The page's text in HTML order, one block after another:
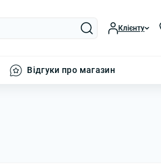
Клієнту
Відгуки про магазин